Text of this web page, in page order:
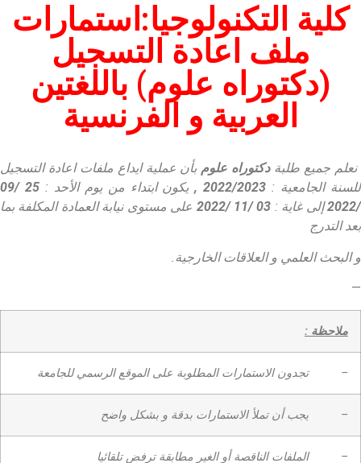
كلية التكنولوجيا:استمارات
ملف اعادة التسجيل
(دكتوراه علوم) باللغتين
العربية و الفرنسية
نعلم جميع طلبة دكتوراه علوم بأن عملية ايداع ملفات اعادة التسجيل
للسنة الجامعية : 2022/2023 , يكون ابتداء من يوم الأحد :
25 /09
/
2022إلى غاية : 03 /11 /
2022 على مستوى نيابة العمادة المكلفة بما
بعد التدرج
و البحث العلمي و العلاقات الخارجية.
—
ملاحظة :
–تجدون الاستمارات المطلوبة على الموقع الرسمي للجامعة
– يجب أن تملأ الاستمارات بدقة و بشكل واضح
–الملفات الناقصة أو الغير مطابقة ترفض تلقائيا